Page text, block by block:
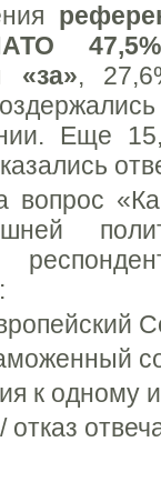
«за»,
Еще
к одному
отказ